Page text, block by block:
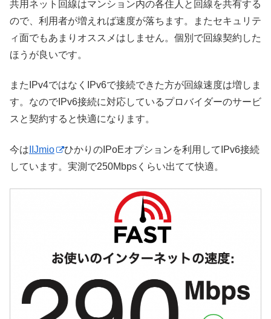
共用ネット回線はマンション内の各住人と回線を共有する
ので、利用者が増えれば速度が落ちます。またセキュリテ
ィ面でもあまりオススメはしません。個別で回線契約した
ほうが良いです。
またIPv4ではなくIPv6で接続できた方が回線速度は増しま
す。なのでIPv6接続に対応しているプロバイダーのサービ
スと契約すると快適になります。
今は IIJmio
ひかりのIPoEオプションを利用してIPv6接続
しています。実測で250Mbpsくらい出てて快適。